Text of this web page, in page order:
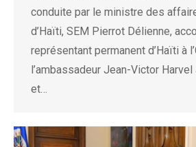
conduite par le ministre des
d’Haïti, SEM Pierrot Délienne,
représentant permanent d’Haïti à
l’ambassadeur Jean-Victor
et…